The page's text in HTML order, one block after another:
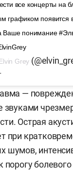
все концерты на
графиком появится
Ваше понимание
Grey
—
звуками
Острая
при
шумов,
порогу